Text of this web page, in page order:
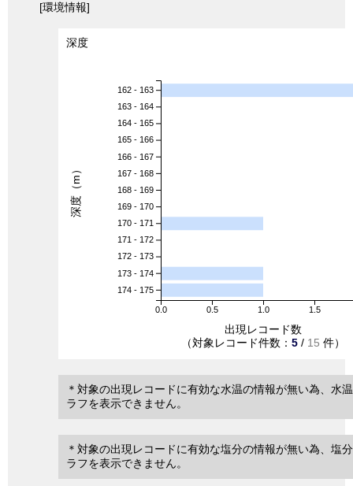
[環境情報]
深度
0.0 0.5 1.0 1.5
162 - 163
163 - 164
164 - 165
165 - 166
166 - 167
167 - 168
168 - 169
169 - 170
170 - 171
171 - 172
172 - 173
173 - 174
174 - 175
出現レコード数
（対象レコード件数： 5 / 15 件）
深度（m）
＊対象の出現レコードに有効な水温の情報が無い為、水
ラフを表示できません。
＊対象の出現レコードに有効な塩分の情報が無い為、塩
ラフを表示できません。